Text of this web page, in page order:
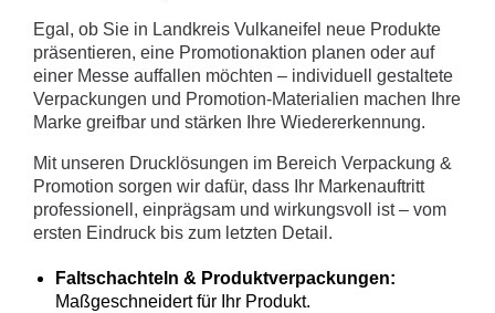
Egal, ob Sie in Landkreis Vulkaneifel neue Produkte
präsentieren, eine Promotionaktion planen oder auf
einer Messe auffallen möchten – individuell gestaltete
Verpackungen und Promotion-Materialien machen Ihre
Marke greifbar und stärken Ihre Wiedererkennung.
Mit unseren Drucklösungen im Bereich Verpackung &
Promotion sorgen wir dafür, dass Ihr Markenauftritt
professionell, einprägsam und wirkungsvoll ist – vom
ersten Eindruck bis zum letzten Detail.
Faltschachteln & Produktverpackungen:
Maßgeschneidert für Ihr Produkt.